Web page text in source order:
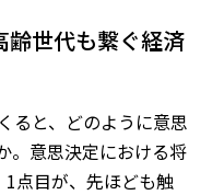
齢世代も繋ぐ経済
ると、どのように意思
。意思決定における将
点目が、先ほども触